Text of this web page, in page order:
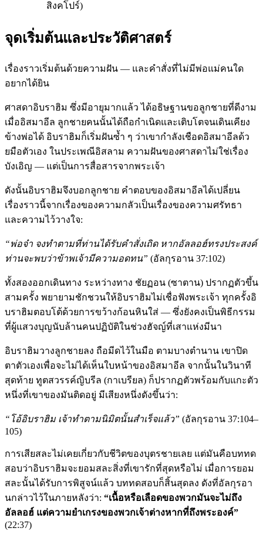
สิงคโปร์)
จุดเริ่มต้นและประวัติศาสตร์
เรื่องราวเริ่มต้นด้วยความฝัน — และคำสั่งที่ไม่มีพ่อแม่คนใด
อยากได้ยิน
ศาสดาอิบราฮิม ซึ่งมีอายุมากแล้ว ได้อธิษฐานขอลูกชายที่ดีงาม
เมื่ออิสมาอีล ลูกชายคนนั้นได้ถือกำเนิดและเติบโตจนเดินเคียง
ข้างพ่อได้ อิบราฮิมก็เริ่มฝันซ้ำ ๆ ว่าเขากำลังเชือดอิสมาอีลด้ว
ยมือตัวเอง ในประเพณีอิสลาม ความฝันของศาสดาไม่ใช่เรื่อง
บังเอิญ — แต่เป็นการสื่อสารจากพระเจ้า
ดังนั้นอิบราฮิมจึงบอกลูกชาย คำตอบของอิสมาอีลได้เปลี่ยน
เรื่องราวนี้จากเรื่องของความกลัวเป็นเรื่องของความศรัทธา
และความไว้วางใจ:
“พ่อจ๋า จงทำตามที่ท่านได้รับคำสั่งเถิด หากอัลลอฮ์ทรงประสงค์
ท่านจะพบว่าข้าพเจ้ามีความอดทน” (อัลกุรอาน 37:102)
ทั้งสองออกเดินทาง ระหว่างทาง ชัยฏอน (ซาตาน) ปรากฏตัวขึ้น
สามครั้ง พยายามชักชวนให้อิบราฮิมไม่เชื่อฟังพระเจ้า ทุกครั้งอิ
บราฮิมตอบโต้ด้วยการขว้างก้อนหินใส่ — ซึ่งยังคงเป็นพิธีกรรม
ที่ผู้แสวงบุญนับล้านคนปฏิบัติในช่วงฮัจญ์ที่เสาแห่งมีนา
อิบราฮิมวางลูกชายลง ถือมีดไว้ในมือ ตามบางตำนาน เขาปิด
ตาตัวเองเพื่อจะไม่ได้เห็นใบหน้าของอิสมาอีล จากนั้นในวินาที
สุดท้าย ทูตสวรรค์ญิบรีล (กาเบรียล) ก็ปรากฏตัวพร้อมกับแกะตัว
หนึ่งที่เขาของมันติดอยู่ มีเสียงหนึ่งดังขึ้นว่า:
“โอ้อิบราฮิม เจ้าทำตามนิมิตนั้นสำเร็จแล้ว” (อัลกุรอาน 37:104–
105)
การเสียสละไม่เคยเกี่ยวกับชีวิตของบุตรชายเลย แต่มันคือบททด
สอบว่าอิบราฮิมจะยอมสละสิ่งที่เขารักที่สุดหรือไม่ เมื่อการยอม
สละนั้นได้รับการพิสูจน์แล้ว บททดสอบก็สิ้นสุดลง ดังที่อัลกุรอา
นกล่าวไว้ในภายหลังว่า: “เนื้อหรือเลือดของพวกมันจะไม่ถึง
อัลลอฮ์ แต่ความยำเกรงของพวกเจ้าต่างหากที่ถึงพระองค์”
(22:37)